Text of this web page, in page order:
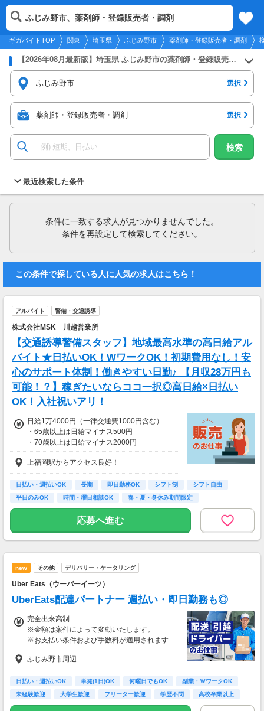
2026年8月7日更新
関東
メニュー
ギガバイトTOP 関東 埼玉県 ふじみ野市 薬剤師・登録販売者・調剤
ふじみ野市、薬剤師・登録販売者・調剤
【2026年08月最新版】埼玉県 ふじみ野市の薬剤師・登録販売者・調剤のバイト・アルバイト・パートの求人募集情報
ふじみ野市 選択
薬剤師・登録販売者・調剤 選択
検索
最近検索した条件
条件に一致する求人が見つかりませんでした。
条件を再設定して検索してください。
この条件で探している人に人気の求人はこちら！
アルバイト 警備・交通誘導
株式会社MSK 川越営業所
【交通誘導警備スタッフ】地域最高水準の高日給アル
バイト★日払いOK！WワークOK！初期費用なし！安
心のサポート体制！働きやすい日勤♪ 【月収28万円も
可能！？】稼ぎたいならココ一択◎高日給×日払い
OK！入社祝いアリ！
日給1万4000円（一律交通費1000円含む）
・65歳以上は日給マイナス500円
・70歳以上は日給マイナス2000円
＜交通誘導2級以上の資格をお持ちの方＞
日給1万4,000円（交通費一律1,000円を含む）
・65歳以上は日給マイナス500円
・70歳以上は日給マイナス1000円
1勤務につき1000円支給します
■65歳～69歳迄では他の年代と同じ現場でも
70歳以降では低負荷業務や季節により
相談の上短時間勤務をすることもあるため
上福岡駅からアクセス良好！
日払い・週払いOK 長期 即日勤務OK シフト制
シフト自由
平日のみOK
時間・曜日相談OK
春・夏・冬休み期間限定
副業・ＷワークOK
応募へ進む
new その他 デリバリー・ケータリング
Uber Eats（ウーバーイーツ）
UberEats配達パートナー 週払い・即日勤務も◎
完全出来高制
※金額は案件によって変動いたします。
※お支払い条件および手数料が適用されます
ふじみ野市周辺
日払い・週払いOK 単発(1日)OK 何曜日でもOK
副業・ＷワークOK
未経験歓迎
大学生歓迎 フリーター歓迎 学歴不問 高校卒業以上